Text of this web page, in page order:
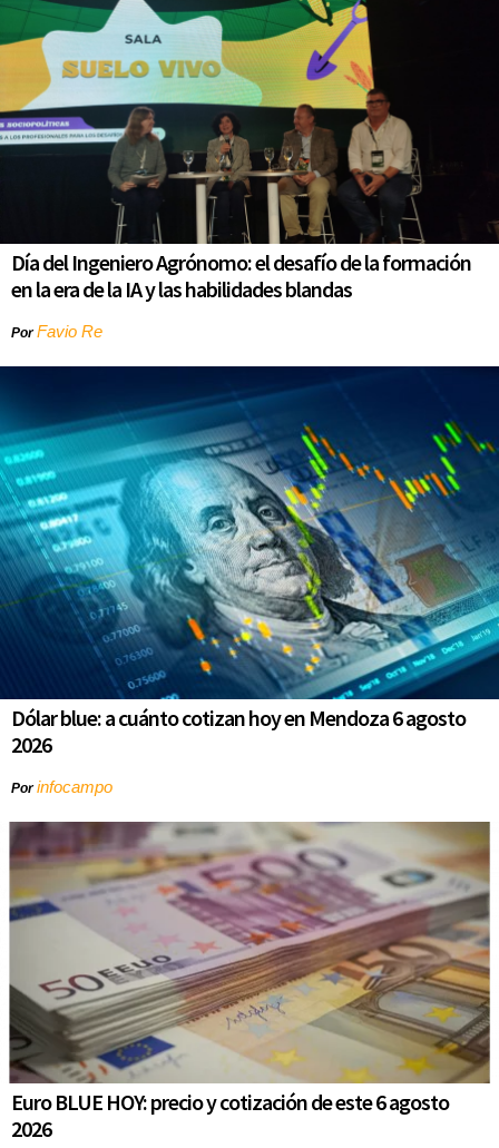
Día del Ingeniero Agrónomo: el desafío de la formación
en la era de la IA y las habilidades blandas
PorFavio Re
Dólar blue: a cuánto cotizan hoy en Mendoza 6 agosto
2026
Porinfocampo
Euro BLUE HOY: precio y cotización de este 6 agosto
2026